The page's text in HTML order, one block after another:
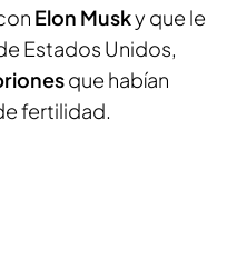
Elon Musky que le
Estados Unidos,
que habían
fertilidad.